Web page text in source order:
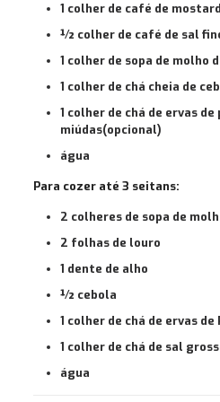
1 colher de café de
½ colher de café de sal
1 colher de sopa de molho
1 colher de chá cheia de
1 colher de chá de ervas
miúdas(opcional)
água
Para cozer até 3 seitans:
2 colheres de sopa de
2 folhas de louro
1 dente de alho
½ cebola
1 colher de chá de ervas de
1 colher de chá de sal
água